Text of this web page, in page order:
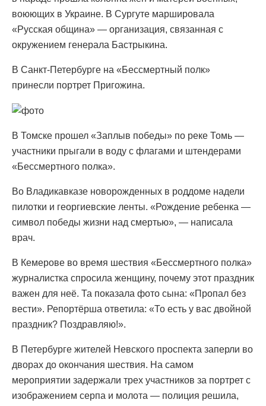
воюющих в Украине. В Сургуте маршировала
«Русская община» — организация, связанная с
окружением генерала Бастрыкина.
В Санкт-Петербурге на «Бессмертный полк»
принесли портрет Пригожина.
В Томске прошел «Заплыв победы» по реке Томь —
участники прыгали в воду с флагами и штендерами
«Бессмертного полка».
Во Владикавказе новорожденных в роддоме надели
пилотки и георгиевские ленты. «Рождение ребенка —
символ победы жизни над смертью», — написала
врач.
В Кемерове во время шествия «Бессмертного полка»
журналистка спросила женщину, почему этот праздник
важен для неё. Та показала фото сына: «Пропал без
вести». Репортёрша ответила: «То есть у вас двойной
праздник? Поздравляю!».
В Петербурге жителей Невского проспекта заперли во
дворах до окончания шествия. На самом
мероприятии задержали трех участников за портрет с
изображением серпа и молота — полиция решила,